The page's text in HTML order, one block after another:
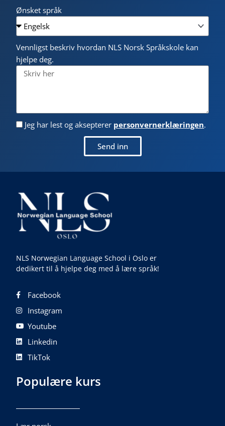
Ønsket språk
Vennligst beskriv hvordan NLS Norsk Språkskole kan
hjelpe deg.
Jeg har lest og aksepterer personvernerklæringen.
Send inn
NLS Norwegian Language School i Oslo er
dedikert til å hjelpe deg med å lære språk!
Facebook
Instagram
Youtube
Linkedin
TikTok
Populære kurs